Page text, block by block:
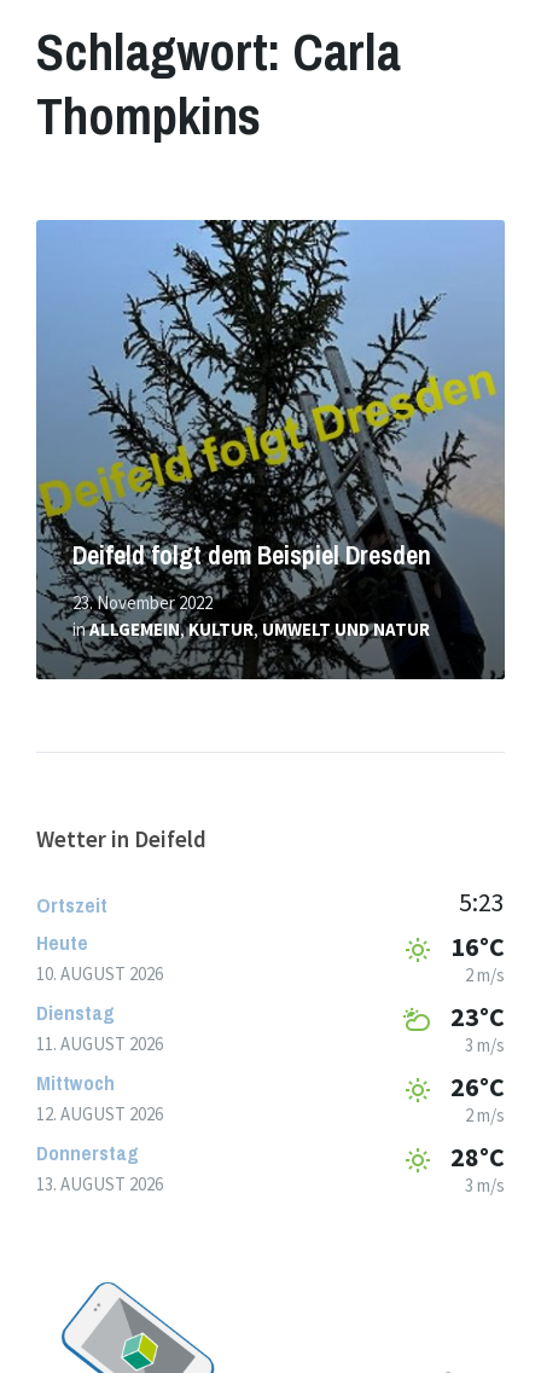
Schlagwort: Carla
Thompkins
Deifeld folgt dem Beispiel Dresden
23. November 2022
inALLGEMEIN,KULTUR,UMWELT UND NATUR
Mehr
Wetter in Deifeld
Ortszeit 5:23
Heute
10. AUGUST 2026
16°C
2 m/s
Dienstag
11. AUGUST 2026
23°C
3 m/s
Mittwoch
12. AUGUST 2026
26°C
2 m/s
Donnerstag
13. AUGUST 2026
28°C
3 m/s